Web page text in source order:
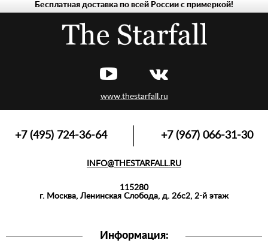
МУЖСКАЯБесплатная доставка по всей России с примеркой!
www.thestarfall.ru
Информация:
+7 (495) 724-36-64 +7 (967) 066-31-30
INFO@THESTARFALL.RU
115280
г. Москва, Ленинская Слобода, д. 26с2, 2-й этаж